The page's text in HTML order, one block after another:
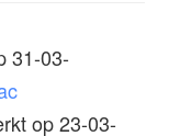
31-03-
op 23-03-